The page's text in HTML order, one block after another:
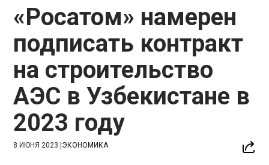
«Росатом» намерен
подписать контракт
на строительство
АЭС в Узбекистане в
2023 году
8 ИЮНЯ 2023 |ЭКОНОМИКА